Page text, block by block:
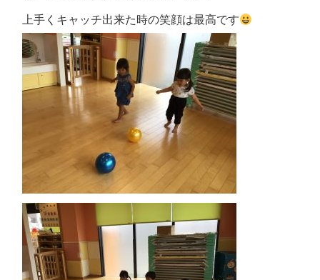
上手くキャッチ出来た時の笑顔は最高です